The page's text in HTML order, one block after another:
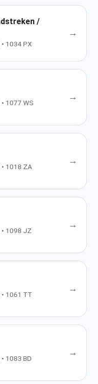
/
1034 PX
→
1077 WS
→
• 1018 ZA
→
• 1098 JZ
→
• 1061 TT
→
1083 BD
→